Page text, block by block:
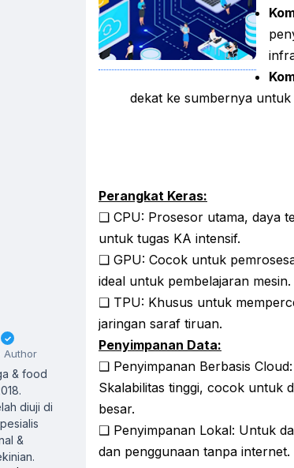
✓
Author
& food
diuji di
&
dekat ke sumbernya
Perangkat Keras:
❑ CPU: Prosesor utama, daya
untuk tugas KA intensif.
❑ GPU: Cocok untuk
ideal untuk pembelajaran mesin.
❑ TPU: Khusus untuk
jaringan saraf tiruan.
Penyimpanan Data:
❑ Penyimpanan Berbasis Cloud:
Skalabilitas tinggi, cocok untuk
besar.
❑ Penyimpanan Lokal: Untuk
dan penggunaan tanpa internet.